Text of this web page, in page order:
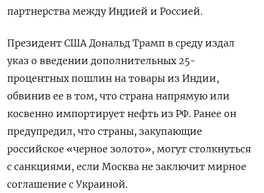
партнерства между Индией и Россией.
Президент США Дональд Трамп в среду издал
указ о введении дополнительных 25-
процентных пошлин на товары из Индии,
обвинив ее в том, что страна напрямую или
косвенно импортирует нефть из РФ. Ранее он
предупредил, что страны, закупающие
российское «черное золото», могут столкнуться
с санкциями, если Москва не заключит мирное
соглашение с Украиной.